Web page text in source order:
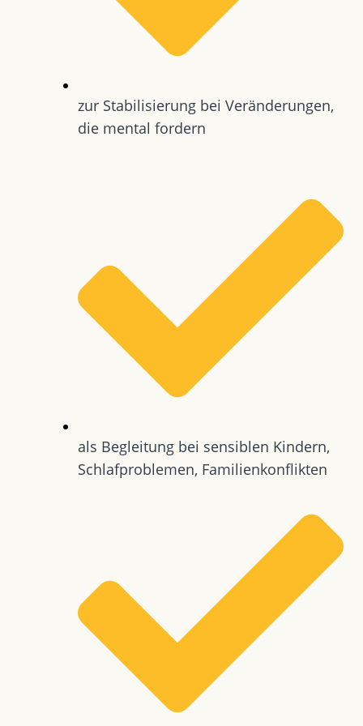
zur Stabilisierung bei Veränderungen,
die mental fordern
als Begleitung bei sensiblen Kindern,
Schlafproblemen, Familienkonflikten